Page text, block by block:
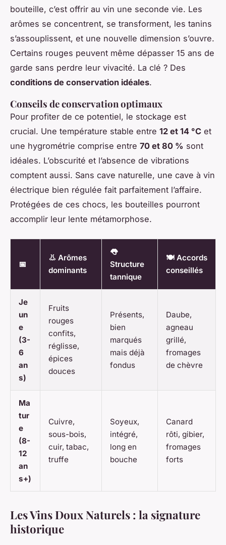
bouteille, c’est offrir au vin une seconde vie. Les
arômes se concentrent, se transforment, les tanins
s’assouplissent, et une nouvelle dimension s’ouvre.
Certains rouges peuvent même dépasser 15 ans de
garde sans perdre leur vivacité. La clé ? Des
conditions de conservation idéales.
Conseils de conservation optimaux
Pour profiter de ce potentiel, le stockage est
crucial. Une température stable entre 12 et 14 °C et
une hygrométrie comprise entre 70 et 80 % sont
idéales. L’obscurité et l’absence de vibrations
comptent aussi. Sans cave naturelle, une cave à vin
électrique bien régulée fait parfaitement l’affaire.
Protégées de ces chocs, les bouteilles pourront
accomplir leur lente métamorphose.
📅
👃 Arômes
dominants
👅
Structure
tannique
🍽️ Accords
conseillés
Je
un
e
(3-
6
an
s)
Fruits
rouges
confits,
réglisse,
épices
douces
Présents,
bien
marqués
mais déjà
fondus
Daube,
agneau
grillé,
fromages
de chèvre
Ma
tur
e
(8-
12
an
s+)
Cuivre,
sous-bois,
cuir, tabac,
truffe
Soyeux,
intégré,
long en
bouche
Canard
rôti, gibier,
fromages
forts
Les Vins Doux Naturels : la signature
historique